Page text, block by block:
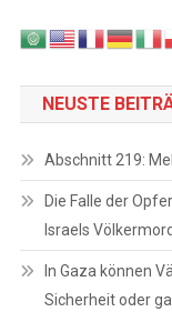
NEUSTE
Abschnitt 219:
Die Falle der
Israels
In Gaza können
Sicherheit oder